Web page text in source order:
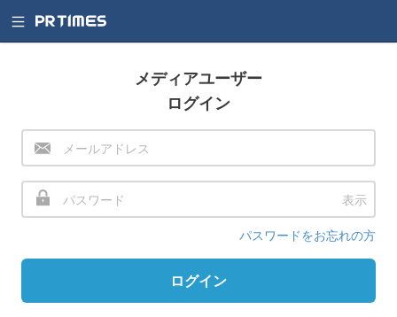
メディアユーザー
ログイン
表示
パスワードをお忘れの方
ログイン